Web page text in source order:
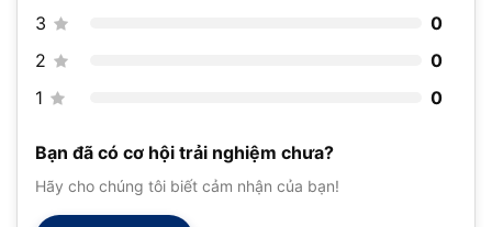
3
0
2
0
1
0
Bạn đã có cơ hội trải nghiệm chưa?
Hãy cho chúng tôi biết cảm nhận của bạn!